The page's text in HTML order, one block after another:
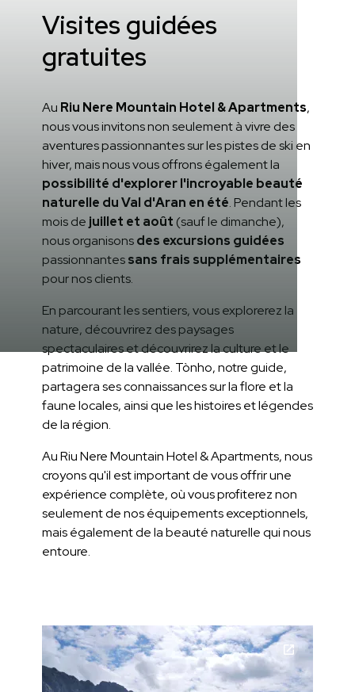
Visites guidées
gratuites
Au Riu Nere Mountain Hotel & Apartments,
nous vous invitons non seulement à vivre des
aventures passionnantes sur les pistes de ski en
hiver, mais nous vous offrons également la
possibilité d'explorer l'incroyable beauté
naturelle du Val d'Aran en été. Pendant les
mois de juillet et août (sauf le dimanche),
nous organisonsdes excursions guidées
passionnantessans frais supplémentaires
pour nos clients.
En parcourant les sentiers, vous explorerez la
nature, découvrirez des paysages
spectaculaires et découvrirez la culture et le
patrimoine de la vallée. Tònho, notre guide,
partagera ses connaissances sur la flore et la
faune locales, ainsi que les histoires et légendes
de la région.
Au Riu Nere Mountain Hotel & Apartments, nous
croyons qu'il est important de vous offrir une
expérience complète, où vous profiterez non
seulement de nos équipements exceptionnels,
mais également de la beauté naturelle qui nous
entoure.